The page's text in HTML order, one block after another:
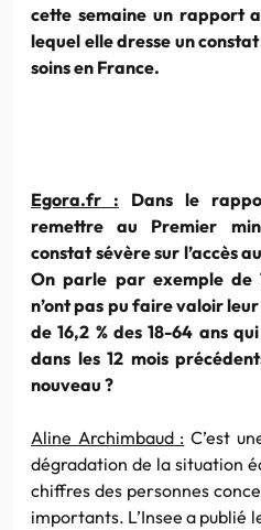
cette semaine un rapport
lequel elle dresse un
soins en France.
Egora.fr : Dans le
remettre au Premier
constat sévère sur l’accès
On parle par exemple de
n’ont pas pu faire valoir
de 16,2 % des 18-64 ans
dans les 12 mois
nouveau ?
Aline Archimbaud : C’est
dégradation de la situation
chiffres des personnes
importants. L’Insee a publié